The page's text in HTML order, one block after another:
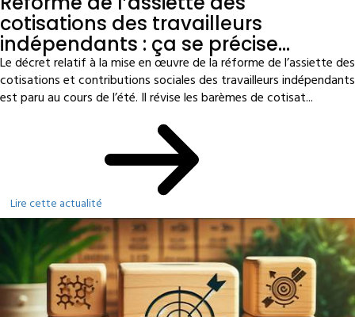
cotisations des travailleurs
indépendants : ça se précise…
Le décret relatif à la mise en œuvre de la réforme de l’assiette des
cotisations et contributions sociales des travailleurs indépendants
est paru au cours de l’été. Il révise les barèmes de cotisat...
Lire cette actualité